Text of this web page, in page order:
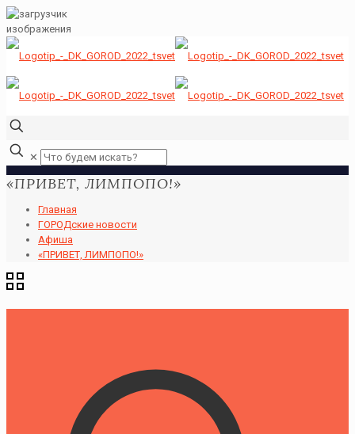
✕
«ПРИВЕТ, ЛИМПОПО!»
Главная
ГОРОДские новости
Афиша
«ПРИВЕТ, ЛИМПОПО!»